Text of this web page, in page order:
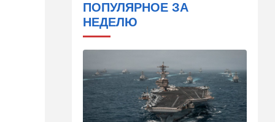
05:00 Транспорт
01:32 Израиль
Погода в Израиле на
пятницу, 7 августа
ПОПУЛЯРНОЕ ЗА
НЕДЕЛЮ